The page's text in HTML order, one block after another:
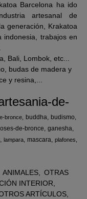
Barcelona ha ido
artesanal de
generación, Krakatoa
indonesia, trabajos en
Bali, Lombok, etc...
budas de madera y
y resina,...
de-
bronce buddha
budismo
de-bronce ganesha
lampara mascara plafones
ANIMALES
OTRAS
INTERIOR
ARTÍCULOS